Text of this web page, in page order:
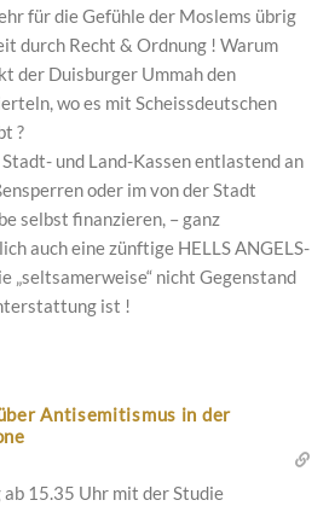
für die Gefühle der Moslems übrig
durch Recht & Ordnung ! Warum
der Duisburger Ummah den
wo es mit Scheissdeutschen
?
und Land-Kassen entlastend an
oder im von der Stadt
selbst finanzieren, – ganz
auch eine zünftige HELLS ANGELS-
„seltsamerweise“ nicht Gegenstand
ist !
Antisemitismus in der
15.35 Uhr mit der Studie